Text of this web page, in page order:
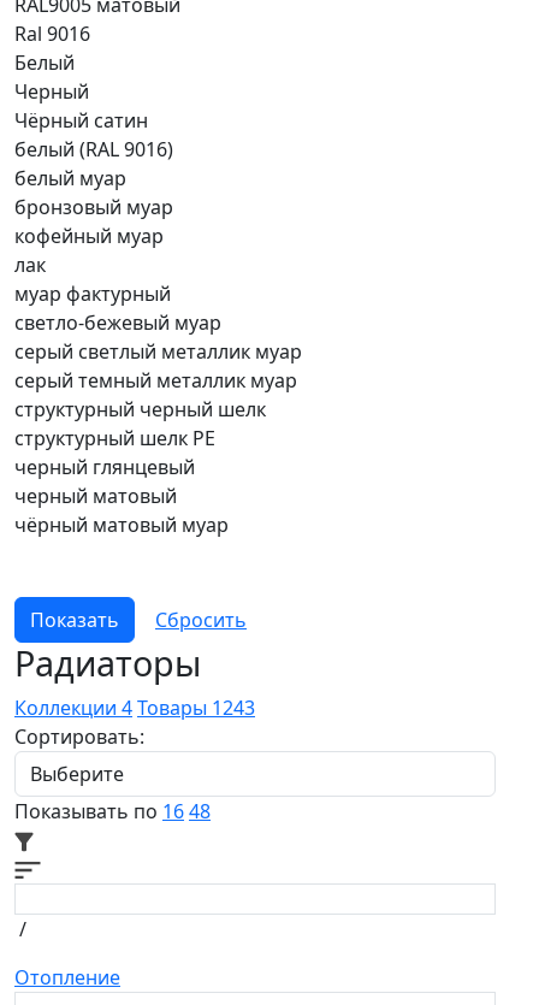
Ral 9016
Белый
Черный
Чёрный сатин
белый (RAL 9016)
белый муар
бронзовый муар
кофейный муар
лак
муар фактурный
светло-бежевый муар
серый светлый металлик муар
серый темный металлик муар
структурный черный шелк
структурный шелк РЕ
черный глянцевый
черный матовый
чёрный матовый муар
Радиаторы
Коллекции 4Товары 1243
Сортировать:
Показывать по 1648
/
Отопление